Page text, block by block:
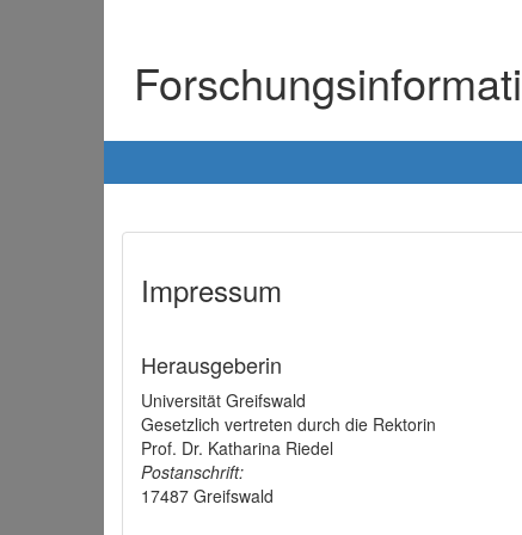
Impressum
Herausgeberin
Universität Greifswald
Gesetzlich vertreten durch die Rektorin
Prof. Dr. Katharina Riedel
Postanschrift:
17487 Greifswald